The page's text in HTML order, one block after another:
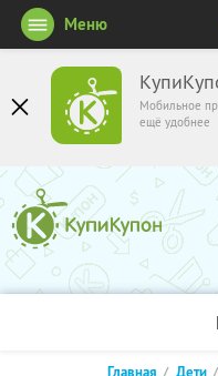
Мобильное
ещё удобнее
Меню
Главная Дети